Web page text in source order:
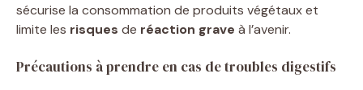
sécurise la consommation de produits végétaux et
limite les risques de réaction grave à l’avenir.
Précautions à prendre en cas de troubles digestifs